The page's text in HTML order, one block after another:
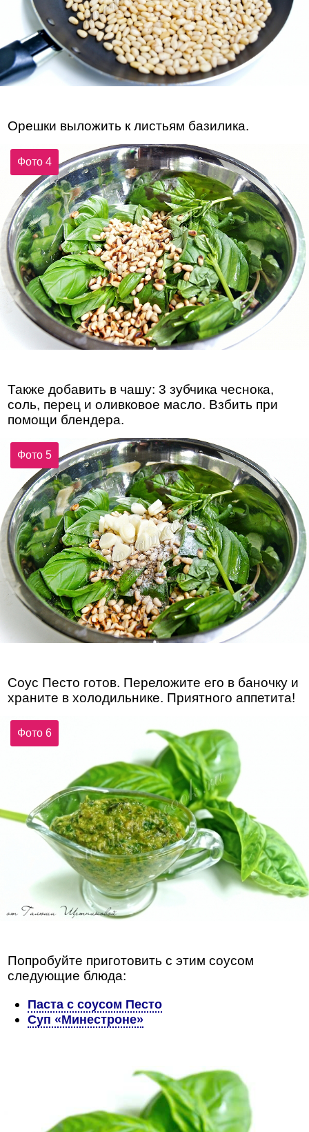
Орешки выложить к листьям базилика.
Фото 4
Также добавить в чашу: 3 зубчика чеснока,
соль, перец и оливковое масло. Взбить при
помощи блендера.
Фото 5
Соус Песто готов. Переложите его в баночку и
храните в холодильнике. Приятного аппетита!
Фото 6
Попробуйте приготовить с этим соусом
следующие блюда:
Паста с соусом Песто
Суп «Минестроне»